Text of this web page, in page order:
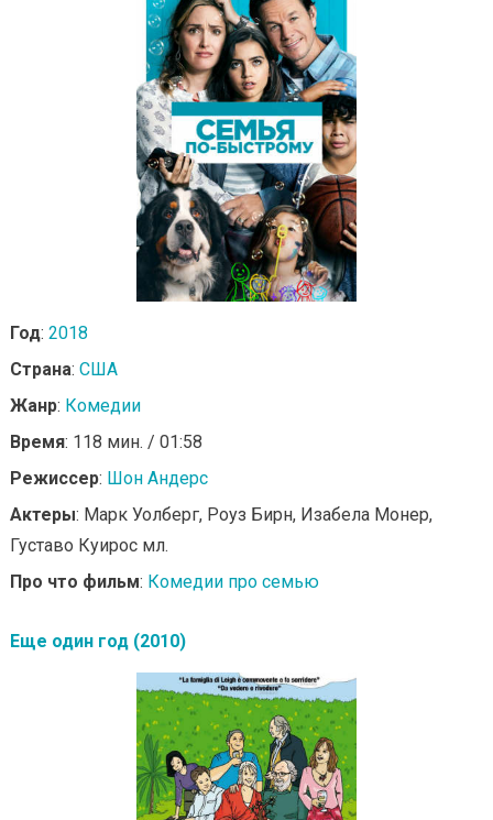
Год: 2018
Страна: США
Жанр: Комедии
Время: 118 мин. / 01:58
Режиссер: Шон Андерс
Актеры: Марк Уолберг, Роуз Бирн, Изабела Монер,
Густаво Куирос мл.
Про что фильм: Комедии про семью
Еще один год (2010)